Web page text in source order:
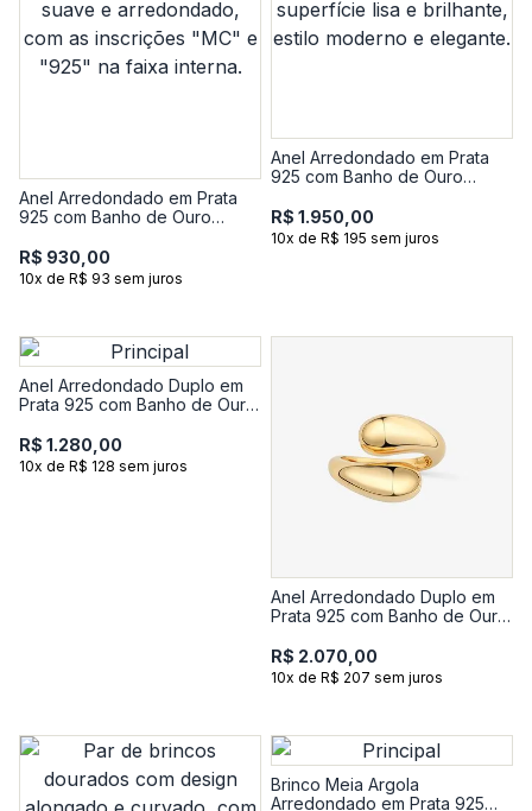
Anel Arredondado em Prata
925 com Banho de Ouro
R$ 930,00
10x de R$ 93 sem juros
Anel Arredondado em Prata
925 com Banho de Ouro
R$ 1.950,00
10x de R$ 195 sem juros
Anel Arredondado Duplo em
Prata 925 com Banho de Ouro
R$ 1.280,00
10x de R$ 128 sem juros
Anel Arredondado Duplo em
Prata 925 com Banho de Ouro
R$ 2.070,00
10x de R$ 207 sem juros
Brinco Meia Argola
Arredondado em Prata 925